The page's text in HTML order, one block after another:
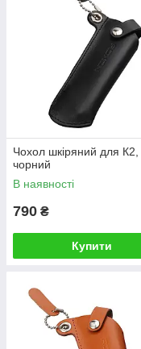
Чохол шкіряний для К2,
чорний
В наявності
790 ₴
Купити